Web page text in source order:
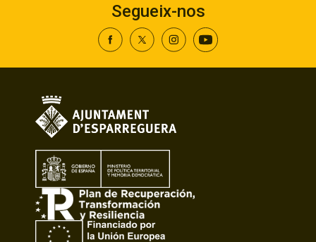
Segueix-nos